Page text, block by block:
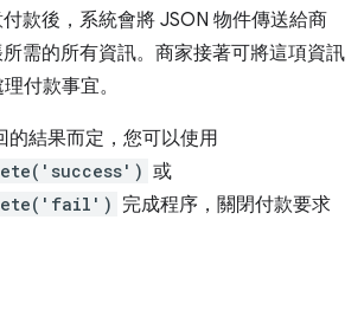
款後，系統會將 JSON 物件傳送給商
需的所有資訊。商家接著可將這項資訊
付款事宜。
的結果而定，您可以使用
或
完成程序，關閉付款要求